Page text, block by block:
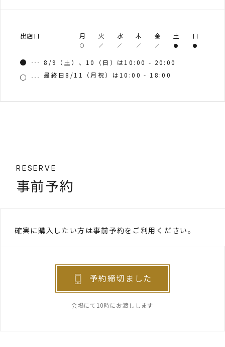
出店日 月 火 水 木 金 土 日
8/9（土）、10（日）は10:00 - 20:00
最終日8/11（月祝）は10:00 - 18:00
RESERVE
事前予約
確実に購入したい方は事前予約をご利用ください。
予約締切ました
会場にて10時にお渡しします